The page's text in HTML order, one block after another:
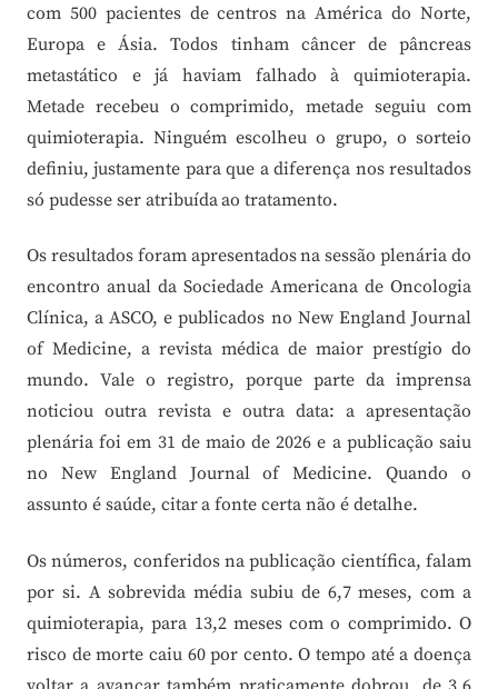
com 500 pacientes de centros na América do Norte,
Europa e Ásia. Todos tinham câncer de pâncreas
metastático e já haviam falhado à quimioterapia.
Metade recebeu o comprimido, metade seguiu com
quimioterapia. Ninguém escolheu o grupo, o sorteio
definiu, justamente para que a diferença nos resultados
só pudesse ser atribuída ao tratamento.
Os resultados foram apresentados na sessão plenária do
encontro anual da Sociedade Americana de Oncologia
Clínica, a ASCO, e publicados no New England Journal
of Medicine, a revista médica de maior prestígio do
mundo. Vale o registro, porque parte da imprensa
noticiou outra revista e outra data: a apresentação
plenária foi em 31 de maio de 2026 e a publicação saiu
no New England Journal of Medicine. Quando o
assunto é saúde, citar a fonte certa não é detalhe.
Os números, conferidos na publicação científica, falam
por si. A sobrevida média subiu de 6,7 meses, com a
quimioterapia, para 13,2 meses com o comprimido. O
risco de morte caiu 60 por cento. O tempo até a doença